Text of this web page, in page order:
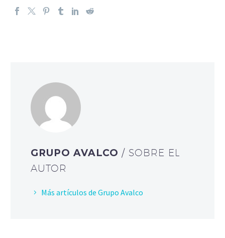
GRUPO AVALCO/ SOBRE EL
AUTOR
Más artículos de Grupo Avalco